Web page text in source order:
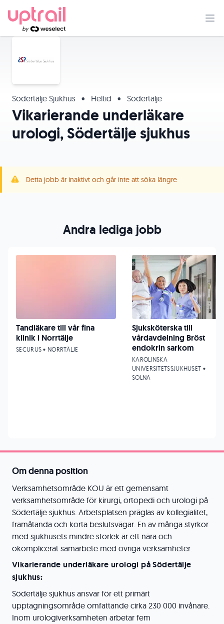
Södertälje Sjukhus • Heltid • Södertälje
Vikarierande underläkare
urologi, Södertälje sjukhus
Detta jobb är inaktivt och går inte att söka längre
Om denna position
Verksamhetsområde KOU är ett gemensamt
verksamhetsområde för kirurgi, ortopedi och urologi på
Södertälje sjukhus. Arbetsplatsen präglas av kollegialitet,
framåtanda och korta beslutsvägar. En av många styrkor
med sjukhusets mindre storlek är ett nära och
okomplicerat samarbete med övriga verksamheter.
Vikarierande underläkare urologi på Södertälje
sjukhus:
Södertälje sjukhus ansvar för ett primärt
upptagningsområde omfattande cirka 230 000 invånare.
Inom urologiverksamheten arbetar fem
Andra lediga jobb
Tandläkare till vår fina
klinik i Norrtälje
SECURUS • NORRTÄLJE
Sjuksköterska till
vårdavdelning Bröst
endokrin sarkom
KAROLINSKA
UNIVERSITETSSJUKHUSET •
SOLNA